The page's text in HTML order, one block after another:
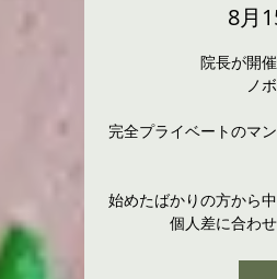
8月
院長が開
ノ
完全プライベートのマ
始めたばかりの方から
個人差に合わ